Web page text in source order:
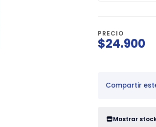
PRECIO
$24.900
Compartir
Mostrar